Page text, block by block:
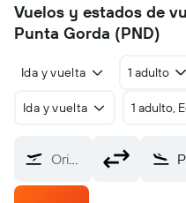
Vuelos y estados de
Punta Gorda (PND)
Ida y vuelta 1 adulto
Ida y vuelta 1 adulto,
Origen